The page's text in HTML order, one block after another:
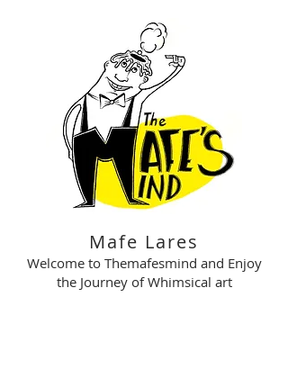
Mafe Lares
Welcome to Themafesmind and Enjoy
the Journey of Whimsical art